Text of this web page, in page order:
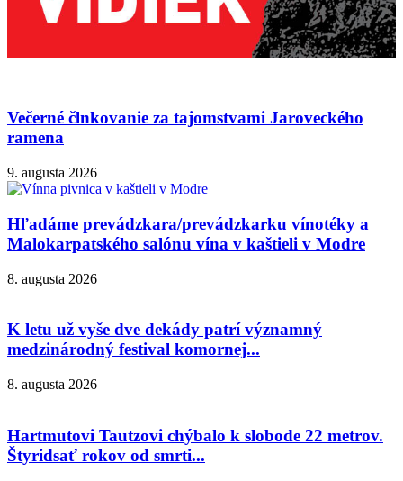
Večerné člnkovanie za tajomstvami Jaroveckého
ramena
9. augusta 2026
Hľadáme prevádzkara/prevádzkarku vínotéky a
Malokarpatského salónu vína v kaštieli v Modre
8. augusta 2026
K letu už vyše dve dekády patrí významný
medzinárodný festival komornej...
8. augusta 2026
Hartmutovi Tautzovi chýbalo k slobode 22 metrov.
Štyridsať rokov od smrti...